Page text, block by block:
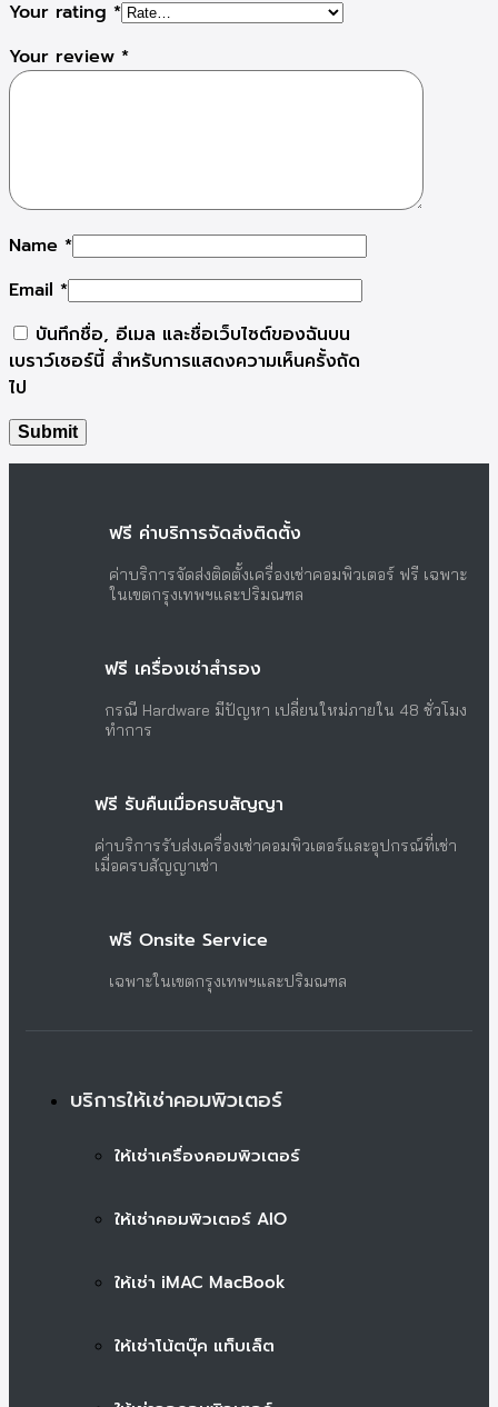
Your rating *
Your review *
Name *
Email *
บันทึกชื่อ, อีเมล และชื่อเว็บไซต์ของฉันบน
เบราว์เซอร์นี้ สำหรับการแสดงความเห็นครั้งถัด
ไป
ฟรี ค่าบริการจัดส่งติดตั้ง
ค่าบริการจัดส่งติดตั้งเครื่องเช่าคอมพิวเตอร์ ฟรี เฉพาะ
ในเขตกรุงเทพฯและปริมณฑล
ฟรี เครื่องเช่าสำรอง
กรณี Hardware มีปัญหา เปลี่ยนใหม่ภายใน 48 ชั่วโมง
ทำการ
ฟรี รับคืนเมื่อครบสัญญา
ค่าบริการรับส่งเครื่องเช่าคอมพิวเตอร์และอุปกรณ์ที่เช่า
เมื่อครบสัญญาเช่า
ฟรี Onsite Service
เฉพาะในเขตกรุงเทพฯและปริมณฑล
บริการให้เช่าคอมพิวเตอร์
ให้เช่าเครื่องคอมพิวเตอร์
ให้เช่าคอมพิวเตอร์ AIO
ให้เช่า iMAC MacBook
ให้เช่าโน้ตบุ๊ค แท็บเล็ต